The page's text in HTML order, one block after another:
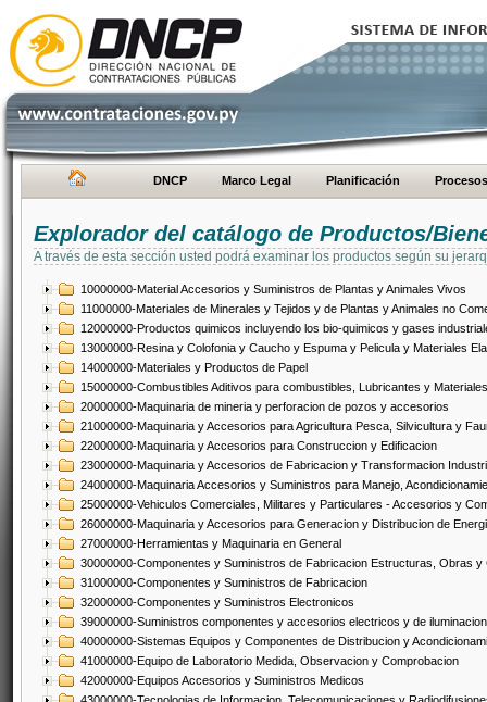
DNCP Marco Legal Planificación Procesos
Explorador del catálogo de Productos/
A través de esta sección usted podrá examinar los productos según su
10000000-Material Accesorios y Suministros de Plantas y Animales Vivos
11000000-Materiales de Minerales y Tejidos y de Plantas y Animales no
12000000-Productos quimicos incluyendo los bio-quimicos y gases
13000000-Resina y Colofonia y Caucho y Espuma y Pelicula y Materiales
14000000-Materiales y Productos de Papel
15000000-Combustibles Aditivos para combustibles, Lubricantes y
20000000-Maquinaria de mineria y perforacion de pozos y accesorios
21000000-Maquinaria y Accesorios para Agricultura Pesca, Silvicultura y
22000000-Maquinaria y Accesorios para Construccion y Edificacion
23000000-Maquinaria y Accesorios de Fabricacion y Transformacion
24000000-Maquinaria Accesorios y Suministros para Manejo,
25000000-Vehiculos Comerciales, Militares y Particulares - Accesorios y
26000000-Maquinaria y Accesorios para Generacion y Distribucion de
27000000-Herramientas y Maquinaria en General
30000000-Componentes y Suministros de Fabricacion Estructuras, Obras
31000000-Componentes y Suministros de Fabricacion
32000000-Componentes y Suministros Electronicos
39000000-Suministros componentes y accesorios electricos y de iluminacion
40000000-Sistemas Equipos y Componentes de Distribucion y
41000000-Equipo de Laboratorio Medida, Observacion y Comprobacion
42000000-Equipos Accesorios y Suministros Medicos